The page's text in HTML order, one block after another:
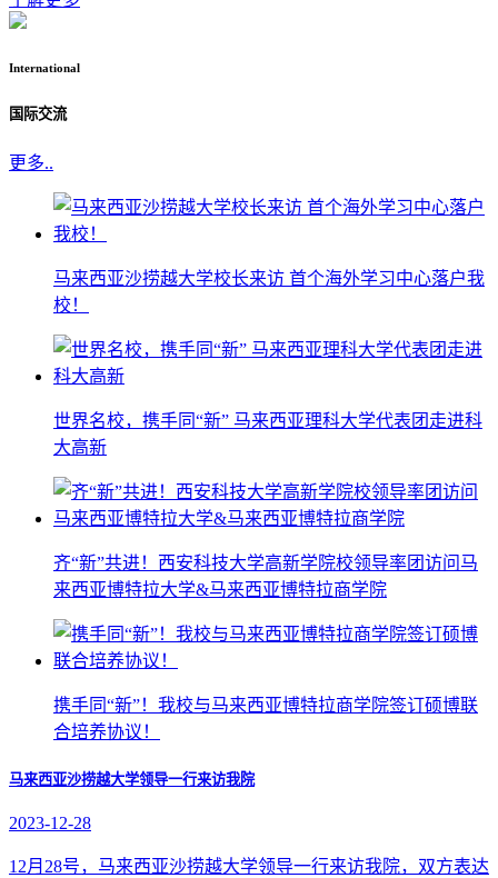
International
国际交流
更多..
马来西亚沙捞越大学校长来访 首个海外学习中心落户我
校！
世界名校，携手同“新” 马来西亚理科大学代表团走进科
大高新
齐“新”共进！西安科技大学高新学院校领导率团访问马
来西亚博特拉大学&马来西亚博特拉商学院
携手同“新”！我校与马来西亚博特拉商学院签订硕博联
合培养协议！
马来西亚沙捞越大学领导一行来访我院
2023-12-28
12月28号，马来西亚沙捞越大学领导一行来访我院，双方表达